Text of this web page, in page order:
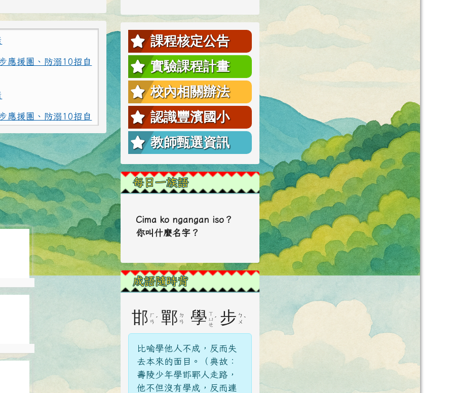
應援團、防溺10招自
應援團、防溺10招自
課程核定公告
實驗課程計畫
校內相關辦法
認識豐濱國小
教師甄選資訊
每日一族語
Cima ko ngangan iso？
你叫什麼名字？
成語隨時背
邯 ㄏ
ㄢ ˊ 鄲 ㄉ
ㄢ
學 ㄒ
ㄩ
ㄝ
ˊ 步 ㄅ
ㄨ ˋ
比喻學他人不成，反而失
去本來的面目。（典故：
壽陵少年學邯鄲人走路，
他不但沒有學成，反而連